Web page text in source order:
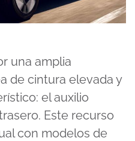
una amplia
de cintura elevada y
el auxilio
Este recurso
con modelos de